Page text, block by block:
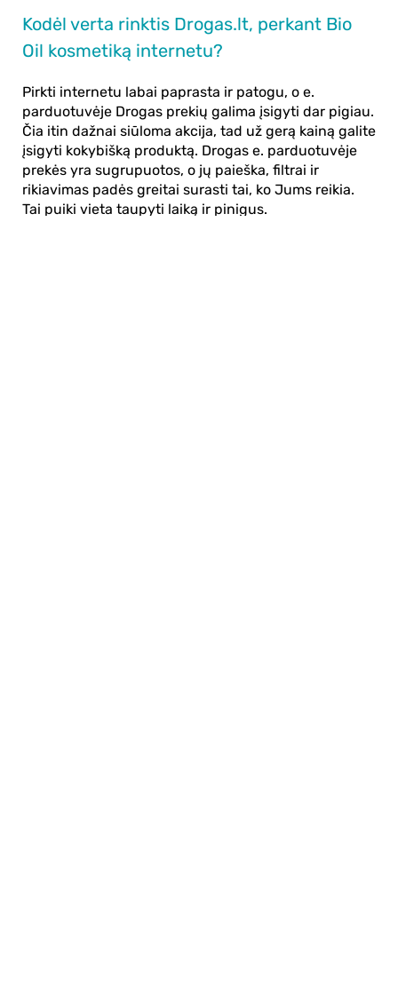
Kodėl verta rinktis Drogas.lt, perkant Bio
Oil kosmetiką internetu?
Pirkti internetu labai paprasta ir patogu, o e.
parduotuvėje Drogas prekių galima įsigyti dar pigiau.
Čia itin dažnai siūloma akcija, tad už gerą kainą galite
įsigyti kokybišką produktą. Drogas e. parduotuvėje
prekės yra sugrupuotos, o jų paieška, filtrai ir
rikiavimas padės greitai surasti tai, ko Jums reikia.
Tai puiki vieta taupyti laiką ir pinigus.